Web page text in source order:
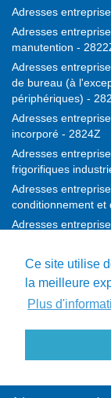
Ce site utilise
la meilleure
Plus
Adresses
Adresses
manutention -
Adresses
de bureau (à
périphériques) -
Adresses
incorporé - 2824Z
Adresses
frigorifiques
Adresses
conditionnement et
Adresses
Adresses
forestières - 2830Z
Adresses
travail des métaux -
Adresses
Adresses